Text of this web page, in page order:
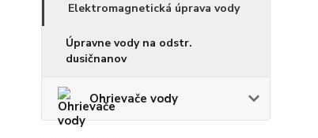
Elektromagnetická úprava vody
Úpravne vody na odstr.
dusičnanov
Ohrievače vody